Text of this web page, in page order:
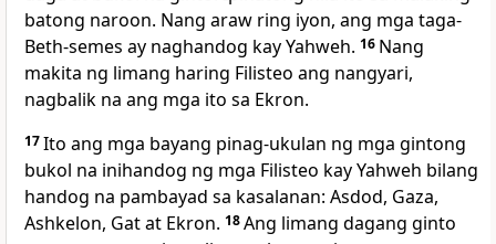
batong naroon. Nang araw ring iyon, ang mga taga-
Beth-semes ay naghandog kay Yahweh. 16 Nang
makita ng limang haring Filisteo ang nangyari,
nagbalik na ang mga ito sa Ekron.
17Ito ang mga bayang pinag-ukulan ng mga gintong
bukol na inihandog ng mga Filisteo kay Yahweh bilang
handog na pambayad sa kasalanan: Asdod, Gaza,
Ashkelon, Gat at Ekron. 18Ang limang dagang ginto